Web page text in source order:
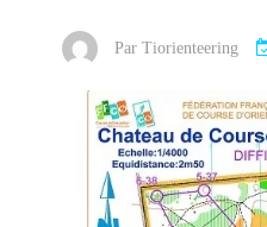
Par Tiorienteering